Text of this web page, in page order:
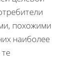
похожими
наиболее